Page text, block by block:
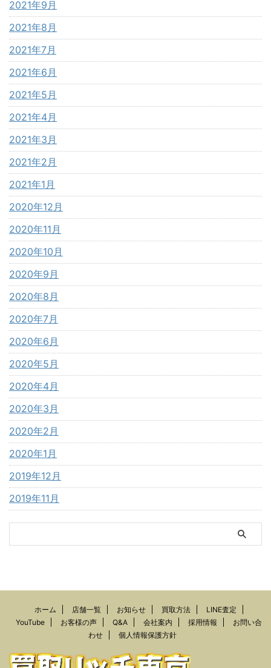
2021年9月
2021年8月
2021年7月
2021年6月
2021年5月
2021年4月
2021年3月
2021年2月
2021年1月
2020年12月
2020年11月
2020年10月
2020年9月
2020年8月
2020年7月
2020年6月
2020年5月
2020年4月
2020年3月
2020年2月
2020年1月
2019年12月
2019年11月
ホーム 店舗一覧 お知らせ 買取方法
LINE査定
YouTube
お客様の声 Q&A 会社案内 採用情報
お問い合
わせ
個人情報保護方針